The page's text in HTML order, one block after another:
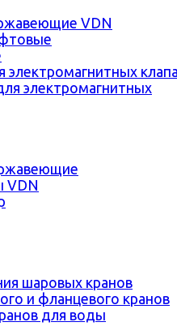
VDN
электромагнитных
электромагнитных
VDN
шаровых кранов
и фланцевого кранов
для воды